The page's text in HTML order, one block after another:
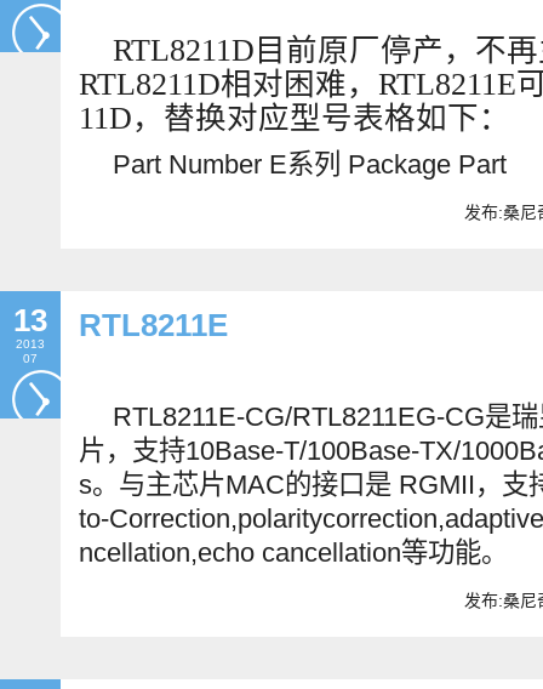
RTL8211D 目前原厂停产，不
RTL8211D相对困难，RTL8211E
11D，替换对应型号表格如下：
Part Number E系列 Package Part
发布:桑尼
13
2013
07
RTL8211E
RTL8211E-CG/RTL8211EG-CG是
片，支持10Base-T/100Base-TX/
s。与主芯片MAC的接口是 RGMII ，支
to-
ncellation,echo cancellation等功能。
发布:桑尼